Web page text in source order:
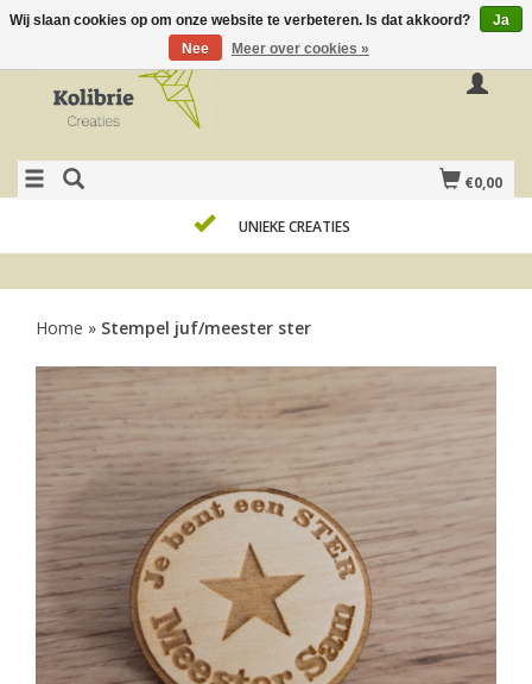
€0,00
UNIEKE CREATIES
Home » Stempel juf/meester ster
Wij slaan cookies op om onze website te verbeteren. Is dat akkoord?
Ja
Nee
Meer over cookies »